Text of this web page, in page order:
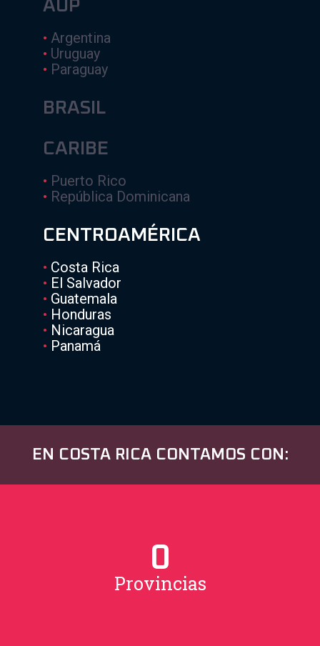
AUP
• Argentina
• Uruguay
• Paraguay
BRASIL
CARIBE
• Puerto Rico
• República Dominicana
CENTROAMÉRICA
• Costa Rica
• El Salvador
• Guatemala
• Honduras
• Nicaragua
• Panamá
EN COSTA RICA CONTAMOS CON:
0
Provincias